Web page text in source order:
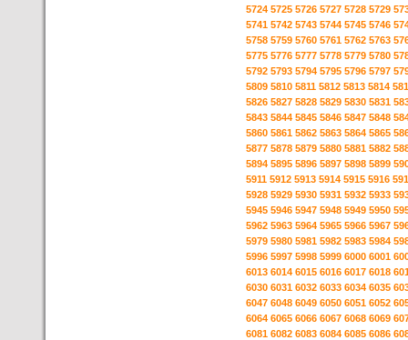
5724 5725 5726 5727 5728 5729
5741 5742 5743 5744 5745 5746
5758 5759 5760 5761 5762 5763
5775 5776 5777 5778 5779 5780
5792 5793 5794 5795 5796 5797
5809 5810 5811 5812 5813 5814
5826 5827 5828 5829 5830 5831
5843 5844 5845 5846 5847 5848
5860 5861 5862 5863 5864 5865
5877 5878 5879 5880 5881 5882
5894 5895 5896 5897 5898 5899
5911 5912 5913 5914 5915 5916
5928 5929 5930 5931 5932 5933
5945 5946 5947 5948 5949 5950
5962 5963 5964 5965 5966 5967
5979 5980 5981 5982 5983 5984
5996 5997 5998 5999 6000 6001
6013 6014 6015 6016 6017 6018
6030 6031 6032 6033 6034 6035
6047 6048 6049 6050 6051 6052
6064 6065 6066 6067 6068 6069
6081 6082 6083 6084 6085 6086